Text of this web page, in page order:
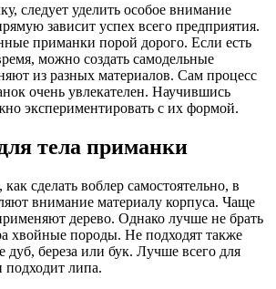
следует уделить особое внимание
зависит успех всего предприятия.
приманки порой дорого. Если есть
можно создать самодельные
из разных материалов. Сам процесс
очень увлекателен. Научившись
экспериментировать с их формой.
тела приманки
сделать воблер самостоятельно, в
внимание материалу корпуса. Чаще
дерево. Однако лучше не брать
хвойные породы. Не подходят также
дуб, береза или бук. Лучше всего для
липа.